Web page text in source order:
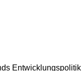
Entwicklungspolitik